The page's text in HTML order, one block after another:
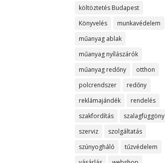
költöztetés Budapest
Könyvelés
munkavédelem
műanyag ablak
műanyag nyílászárók
műanyag redőny
otthon
polcrendszer
redőny
reklámajándék
rendelés
szakfordítás
szalagfüggöny
szerviz
szolgáltatás
szúnyogháló
tűzvédelem